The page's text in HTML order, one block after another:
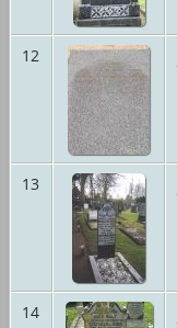
12
13
14